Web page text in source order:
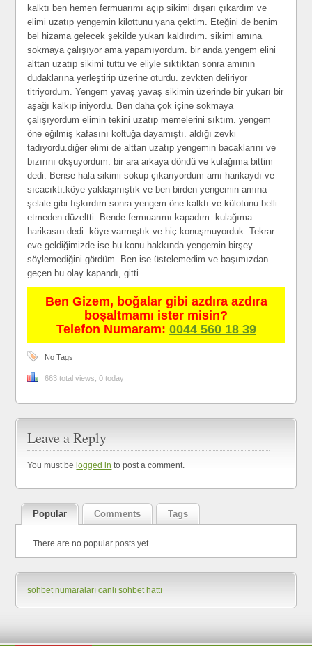
kalktı ben hemen fermuarımı açıp sikimi dışarı çıkardım ve
elimi uzatıp yengemin kilottunu yana çektim. Eteğini de benim
bel hizama gelecek şekilde yukarı kaldırdım. sikimi amına
sokmaya çalışıyor ama yapamıyordum. bir anda yengem elini
alttan uzatıp sikimi tuttu ve eliyle sıktıktan sonra amının
dudaklarına yerleştirip üzerine oturdu. zevkten deliriyor
titriyordum. Yengem yavaş yavaş sikimin üzerinde bir yukarı bir
aşağı kalkıp iniyordu. Ben daha çok içine sokmaya
çalışıyordum elimin tekini uzatıp memelerini sıktım. yengem
öne eğilmiş kafasını koltuğa dayamıştı. aldığı zevki
tadıyordu.diğer elimi de alttan uzatıp yengemin bacaklarını ve
bızırını okşuyordum. bir ara arkaya döndü ve kulağıma bittim
dedi. Bense hala sikimi sokup çıkarıyordum amı harikaydı ve
sıcacıktı.köye yaklaşmıştık ve ben birden yengemin amına
şelale gibi fışkırdım.sonra yengem öne kalktı ve külotunu belli
etmeden düzeltti. Bende fermuarımı kapadım. kulağıma
harikasın dedi. köye varmıştık ve hiç konuşmuyorduk. Tekrar
eve geldiğimizde ise bu konu hakkında yengemin birşey
söylemediğini gördüm. Ben ise üstelemedim ve başımızdan
geçen bu olay kapandı, gitti.
Ben Gizem, boğalar gibi azdıra azdıra
boşaltmamı ister misin?
Telefon Numaram: 0044 560 18 39
No Tags
663 total views, 0 today
Leave a Reply
You must be logged in to post a comment.
Popular Comments Tags
There are no popular posts yet.
sohbet numaraları canlı sohbet hattı